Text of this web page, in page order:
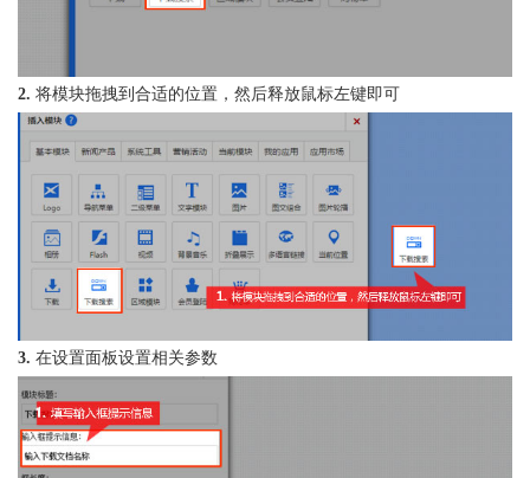
2. 将模块拖拽到合适的位置，然后释放鼠标左键即可
3. 在设置面板设置相关参数